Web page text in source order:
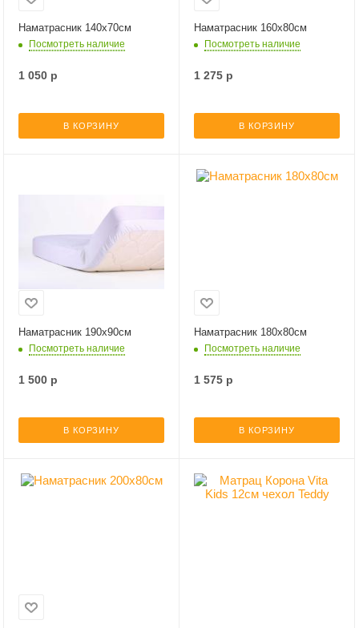
Наматрасник 140х70см
Посмотреть наличие
1 050 р
В КОРЗИНУ
Наматрасник 160х80см
Посмотреть наличие
1 275 р
В КОРЗИНУ
Наматрасник 190х90см
Посмотреть наличие
1 500 р
В КОРЗИНУ
Наматрасник 180х80см
Посмотреть наличие
1 575 р
В КОРЗИНУ